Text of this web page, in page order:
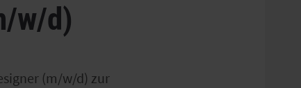
w/d)
(m/w/d) zur